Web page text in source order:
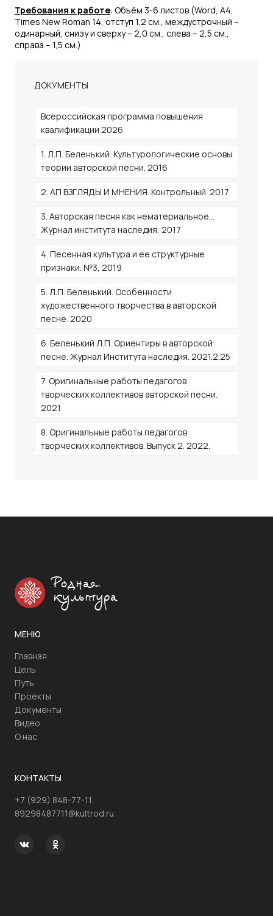
Требования к работе: Объём 3-6 листов (Word, А4,
Times New Roman 14, отступ 1,2 см., междустрочный –
одинарный, снизу и сверху – 2,0 см., слева – 2,5 см.,
справа – 1,5 см.)
ДОКУМЕНТЫ
Всероссийская программа повышения
квалификации 2026
1. Л.П. Беленький. Культурологические основы
теории авторской песни. 2016
2. АП ВЗГЛЯДЫ И МНЕНИЯ. Контрольный. 2017
3. Авторская песня как нематериальное…
Журнал института наследия, 2017
4. Песенная культура и ее структурные
признаки. №3, 2019
5. Л.П. Беленький. Особенности
художественного творчества в авторской
песне. 2020
6. Беленький Л.П. Ориентиры в авторской
песне. Журнал Института наследия. 2021.2.25
7. Оригинальные работы педагогов
творческих коллективов авторской песни.
2021
8. Оригинальные работы педагогов
творческих коллективов. Выпуск 2. 2022.
Родная
культура
МЕНЮ
Главная
Цель
Путь
Проекты
Документы
Видео
О нас
КОНТАКТЫ
+7 (929) 848-77-11
89298487711@kultrod.ru